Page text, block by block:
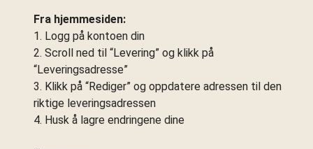
Fra hjemmesiden:
1. Logg på kontoen din
2. Scroll ned til “Levering” og klikk på
“Leveringsadresse”
3. Klikk på “Rediger” og oppdatere adressen til den
riktige leveringsadressen
4. Husk å lagre endringene dine